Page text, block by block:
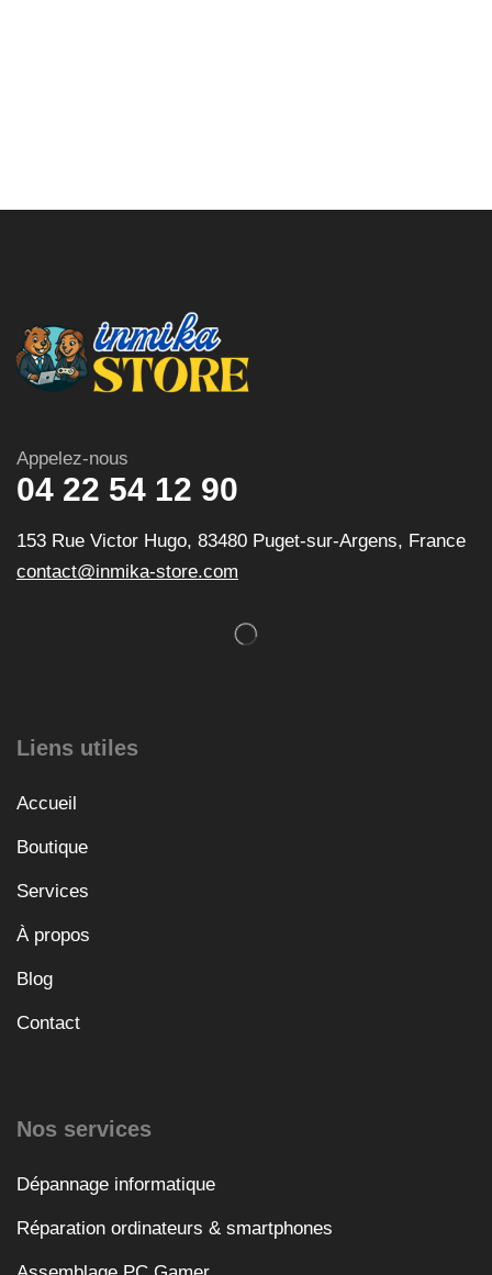
Appelez-nous
04 22 54 12 90
153 Rue Victor Hugo, 83480 Puget-sur-Argens, France
contact@inmika-store.com
Liens utiles
Accueil
Boutique
Services
À propos
Blog
Contact
Nos services
Dépannage informatique
Réparation ordinateurs & smartphones